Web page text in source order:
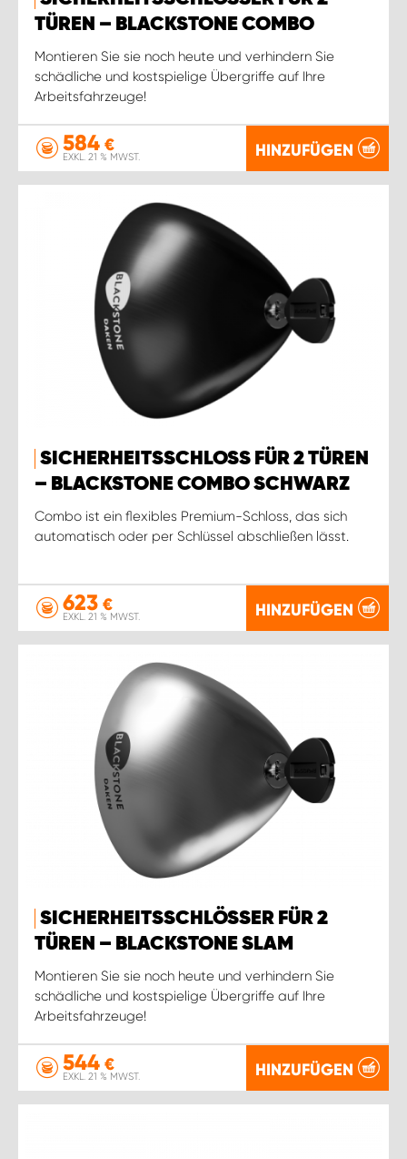
TÜREN – BLACKSTONE COMBO
Montieren Sie sie noch heute und verhindern Sie
schädliche und kostspielige Übergriffe auf Ihre
Arbeitsfahrzeuge!
584 €
EXKL. 21 % MWST. HINZUFÜGEN
SICHERHEITSSCHLOSS FÜR 2 TÜREN
– BLACKSTONE COMBO SCHWARZ
Combo ist ein flexibles Premium-Schloss, das sich
automatisch oder per Schlüssel abschließen lässt.
623 €
EXKL. 21 % MWST. HINZUFÜGEN
SICHERHEITSSCHLÖSSER FÜR 2
TÜREN – BLACKSTONE SLAM
Montieren Sie sie noch heute und verhindern Sie
schädliche und kostspielige Übergriffe auf Ihre
Arbeitsfahrzeuge!
544 €
EXKL. 21 % MWST. HINZUFÜGEN